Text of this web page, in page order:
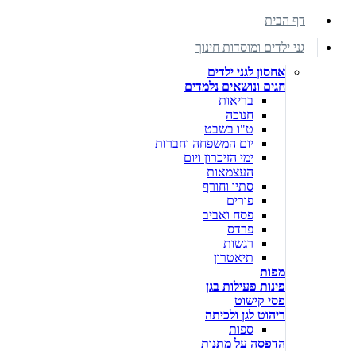
דף הבית
גני ילדים ומוסדות חינוך
אחסון לגני ילדים
חגים ונושאים נלמדים
בריאות
חנוכה
ט"ו בשבט
יום המשפחה וחברות
ימי הזיכרון ויום
העצמאות
סתיו וחורף
פורים
פסח ואביב
פרדס
רגשות
תיאטרון
מפות
פינות פעילות בגן
פסי קישוט
ריהוט לגן ולכיתה
ספות
הדפסה על מתנות